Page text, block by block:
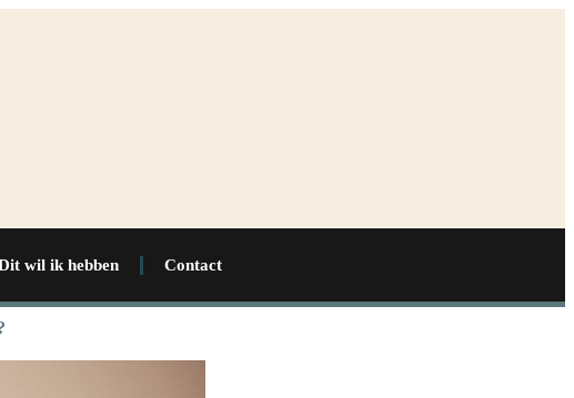
wil ik hebben Contact